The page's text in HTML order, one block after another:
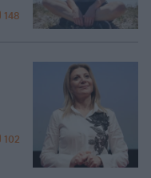
148
102